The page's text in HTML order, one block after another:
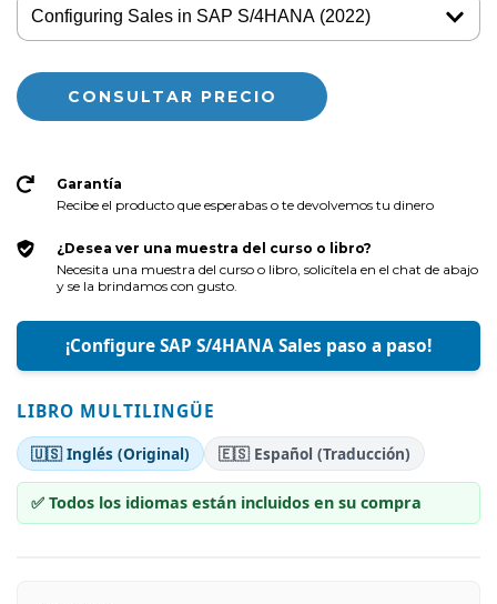
Garantía
Recibe el producto que esperabas o te devolvemos tu dinero
¿Desea ver una muestra del curso o libro?
Necesita una muestra del curso o libro, solicítela en el chat de abajo
y se la brindamos con gusto.
¡Configure SAP S/4HANA Sales paso a paso!
LIBRO MULTILINGÜE
🇺🇸 Inglés (Original) 🇪🇸 Español (Traducción)
✅ Todos los idiomas están incluidos en su compra